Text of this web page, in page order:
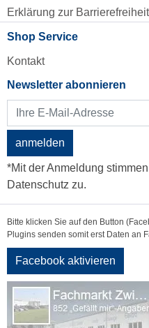
Erklärung zur Barrierefreiheit
Shop Service
Kontakt
Newsletter abonnieren
anmelden
*Mit der Anmeldung
Datenschutz zu.
Bitte klicken Sie auf den Button
Plugins senden somit erst Daten an
Facebook aktivieren